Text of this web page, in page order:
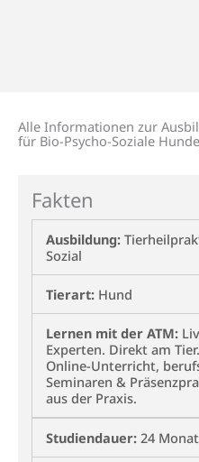
Alle Informationen zur
für Bio-Psycho-Soziale
Fakten
Ausbildung:
Sozial
Tierart: Hund
Lernen mit der ATM:
Experten. Direkt am
Online-Unterricht,
Seminaren &
aus der Praxis.
Studiendauer: 24